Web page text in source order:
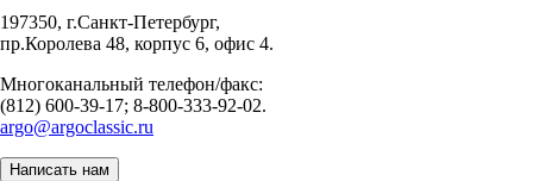
197350, г.Санкт-Петербург,
пр.Королева 48, корпус 6, офис 4.
Многоканальный телефон/факс:
(812) 600-39-17; 8-800-333-92-02.
argo@argoclassic.ru
Написать нам